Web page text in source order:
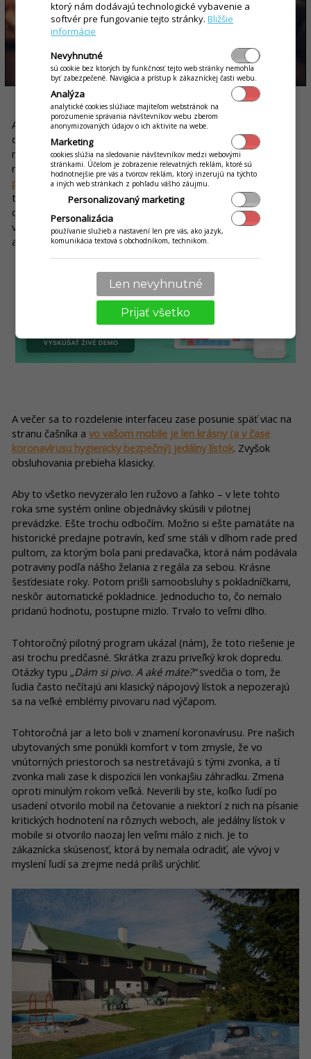
Ak teda nastane stav, keď čašník nemá a nemôže mať
dostatok času, aby sa venoval hosťovi (a nemôžeme byť
michelinská reštaurácia s nadbytkom čašníkov, pretože ich
nezaplatíme), potomsi hosť môže vo svojom mobile v pokoji
prečítať jedálny a nápojový lístok, pozrieť si obrázky, a ak ho
to zaujíma, tak i detailný opis každého jedla, následne si
objednať a zaplatiť a dostať jedlo rýchlo a presne také, aké
videl na obrázku – pretože čašník má zrazuviac času. Trebárs
aj na milé slovo k tomu.
A večer sa to rozdelenie interfaceu zase posunie späť viac na
stranu čašníka a vo vašom mobile je len krásny (a v čase
koronavírusu hygienicky bezpečný) jedálny lístok. Zvyšok
obsluhovania prebieha klasicky.
Aby to všetko nevyzeralo len ružovo a ľahko – v lete tohto
roka sme systém online objednávky skúsili v pilotnej
prevádzke. Ešte trochu odbočím. Možno si ešte pamätáte na
historické predajne potravín, keď sme stáli v dlhom rade pred
pultom, za ktorým bola pani predavačka, ktorá nám podávala
potraviny podľa nášho želania z regála za sebou. Krásne
šesťdesiate roky. Potom prišli samoobsluhy s pokladníčkami,
neskôr automatické pokladnice. Jednoducho to, čo nemalo
pridanú hodnotu, postupne mizlo. Trvalo to veľmi dlho.
Tohtoročný pilotný program ukázal (nám), že toto riešenie je
asi trochu predčasné. Skrátka zrazu priveľký krok dopredu.
Otázky typu „Dám si pivo. A aké máte?“svedčia o tom, že
ľudia často nečítajú ani klasický nápojový lístok a nepozerajú
sa na veľké emblémy pivovaru nad výčapom.
Tohtoročná jar a leto boli v znamení koronavírusu. Pre našich
ubytovaných sme ponúkli komfort v tom zmysle, že vo
vnútorných priestoroch sa nestretávajú s tými zvonka, a tí
zvonka mali zase k dispozícii len vonkajšiu záhradku. Zmena
oproti minulým rokom veľká. Neverili by ste, koľko ľudí po
usadení otvorilo mobil na četovanie a niektorí z nich na písanie
kritických hodnotení na rôznych weboch, ale jedálny lístok v
mobile si otvorilo naozaj len veľmi málo z nich. Je to
zákaznícka skúsenosť, ktorá by nemala odradiť, ale vývoj v
myslení ľudí sa zrejme nedá príliš urýchliť.
ktorý nám dodávajú technologické vybavenie a
softvér pre fungovanie tejto stránky.Bližšie
informácie
Nevyhnutné
sú cookie bez ktorých by funkčnosť tejto web stránky nemohla
byť zabezpečené. Navigácia a prístup k zákazníckej časti webu.
Analýza
analytické cookies slúžiace majiteľom webstránok na
porozumenie správania návštevníkov webu zberom
anonymizovaných údajov o ich aktivite na webe.
Marketing
cookies slúžia na sledovanie návštevníkov medzi webovými
stránkami. Účelom je zobrazenie relevatných reklám, ktoré sú
hodnotnejšie pre vás a tvorcov reklám, ktorý inzerujú na týchto
a iných web stránkach z pohľadu vášho záujmu.
Personalizovaný marketing
Personalizácia
používanie služieb a nastavení len pre vás, ako jazyk,
komunikácia textová s obchodníkom, technikom.
Len nevyhnutné
Prijať všetko